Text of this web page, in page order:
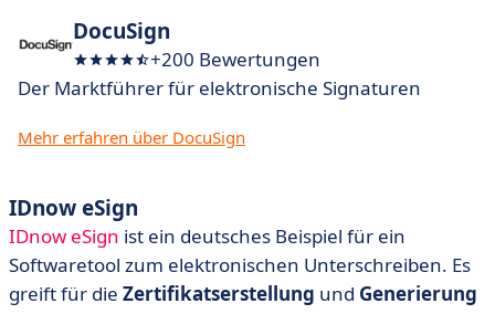
DocuSign
+200 Bewertungen
Der Marktführer für elektronische Signaturen
Mehr erfahren über DocuSign
IDnow eSign
IDnow eSign ist ein deutsches Beispiel für ein
Softwaretool zum elektronischen Unterschreiben. Es
greift für die Zertifikatserstellung und Generierung